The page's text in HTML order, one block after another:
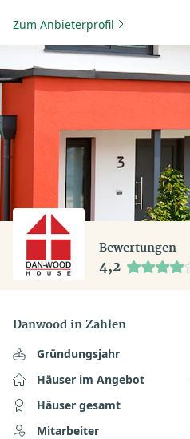
Zum Anbieterprofil
Bewertungen
4,2
Danwood in Zahlen
Gründungsjahr
Häuser im Angebot
Häuser gesamt
Mitarbeiter